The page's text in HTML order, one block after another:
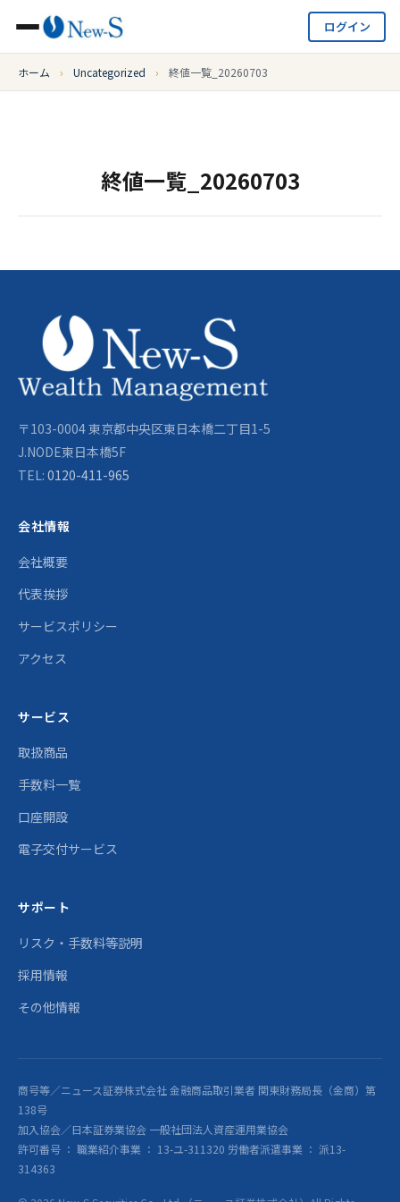
ログイン
ホーム › Uncategorized › 終値一覧_20260703
終値一覧_20260703
〒103-0004 東京都中央区東日本橋二丁目1-5
J.NODE東日本橋5F
TEL: 0120-411-965
会社情報
会社概要
代表挨拶
サービスポリシー
アクセス
サービス
取扱商品
手数料一覧
口座開設
電子交付サービス
サポート
リスク・手数料等説明
採用情報
その他情報
商号等／ニュース証券株式会社 金融商品取引業者 関東財務局長（金商）第
138号
加入協会／日本証券業協会 一般社団法人資産運用業協会
許可番号 ： 職業紹介事業 ： 13-ユ-311320 労働者派遣事業 ： 派13-
314363